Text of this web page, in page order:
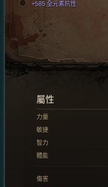
+585 全元素抗性
屬性
力量
敏捷
智力
體能
傷害